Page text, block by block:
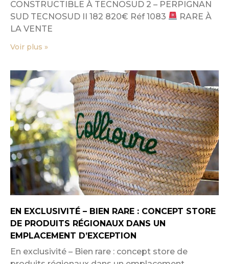
CONSTRUCTIBLE À TECNOSUD 2 – PERPIGNAN
SUD TECNOSUD II 182 820€ Réf 1083
RARE À
LA VENTE
Voir plus »
EN EXCLUSIVITÉ – BIEN RARE : CONCEPT STORE
DE PRODUITS RÉGIONAUX DANS UN
EMPLACEMENT D’EXCEPTION
En exclusivité – Bien rare : concept store de